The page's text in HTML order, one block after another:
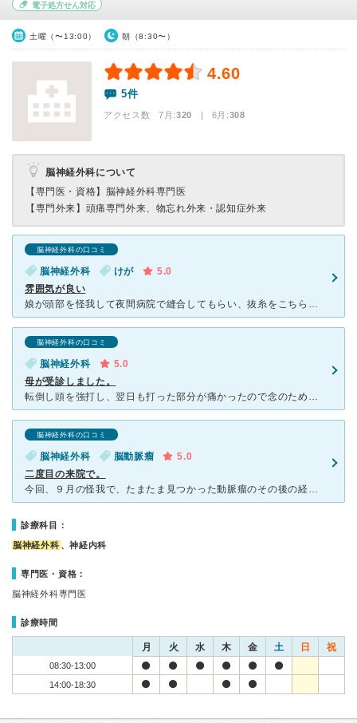
電子処方せん対応
土曜（〜13:00） 朝（8:30〜）
4.60
5件
アクセス数 7月:320 | 6月:308
脳神経外科について
【専門医・資格】 脳神経外科専門医
【専門外来】 頭痛専門外来、物忘れ外来・認知症外来
脳神経外科の口コミ
脳神経外科 けが
5.0
雰囲気が良い
娘が頭部を怪我して夜間病院で縫合してもらい、抜糸をこちらの病院でお願いしました。 口コミがよかったので選びましたが、みなさんの口コミ通りスタッフみなさん感じが良く、雰囲気が良い病院だと思いました。先
脳神経外科の口コミ
脳神経外科
5.0
母が受診しました。
転倒し頭を強打し、翌日も打った部分が痛かったので念のため、翌日にMRIを撮りました。とても気さくな笑顔の先生で、説明も的確でした。打った部分だけでなく、他の部位の説明もしてくれて、一石二鳥でした。院内
脳神経外科の口コミ
脳神経外科 脳動脈瘤
5.0
二度目の来院で。
今回、９月の怪我で、たまたま見つかった動脈瘤のその後の経過を見るために、ＭＲＩをとりました。前回、初めてのＭＲＩで、音の大きさに驚きましたが、今回耳栓をさせていただきました。その上からヘッドホンをして
診療科目：
脳神経外科 、神経内科
専門医・資格：
脳神経外科専門医
診療時間
月 火 水 木 金 土 日 祝
08:30-13:00
14:00-18:30